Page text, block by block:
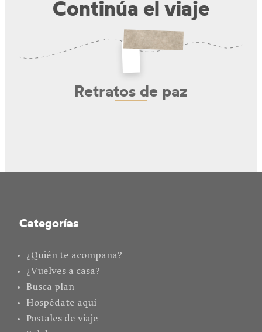
Continúa el viaje
Retratos de paz
Categorías
¿Quién te acompaña?
¿Vuelves a casa?
Busca plan
Hospédate aquí
Postales de viaje